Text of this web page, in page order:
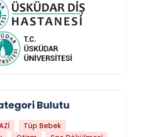
Bulutu
Tüp Bebek